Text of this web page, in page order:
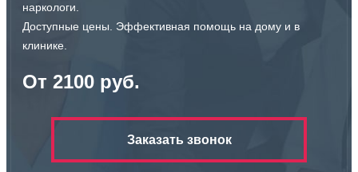
наркологи.
Доступные цены. Эффективная помощь на дому и в
клинике.
От 2100 руб.
Заказать звонок